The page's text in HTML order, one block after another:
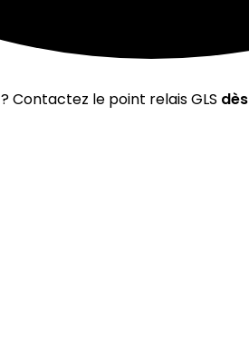
? Contactez le point relais GLS